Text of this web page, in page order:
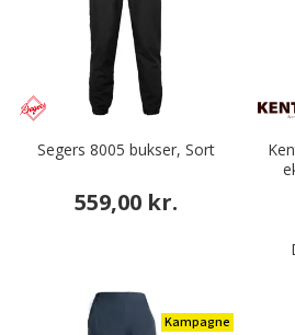
Segers 8005 bukser, Sort
559,00 kr.
Kampagne